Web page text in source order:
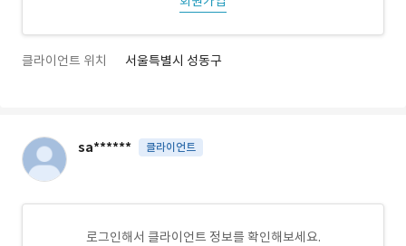
클라이언트 위치 서울특별시 성동구
sa****** 클라이언트
로그인해서 클라이언트 정보를 확인해보세요.